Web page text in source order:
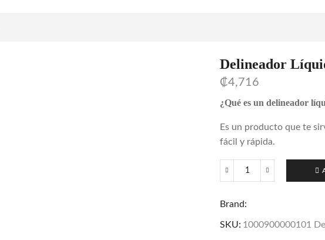
Delineador
₡4,716
¿Qué es un delineador
Es un producto que te
fácil y rápida.
(5ML)
Brand:
SKU: 1000900000101